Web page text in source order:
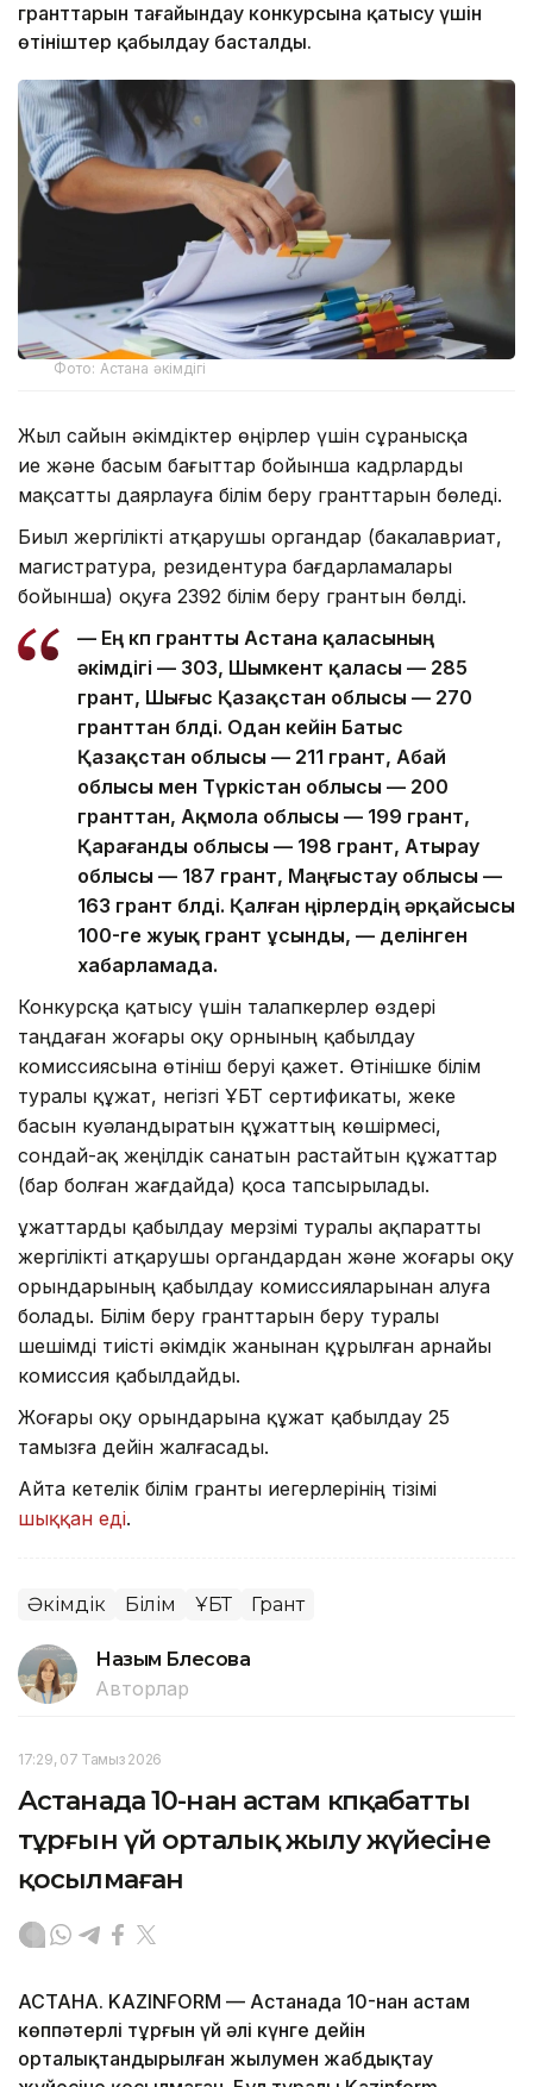
гранттарын тағайындау конкурсына қатысу үшін
өтініштер қабылдау басталды.
Фото: Астана әкімдігі
Жыл сайын әкімдіктер өңірлер үшін сұранысқа
ие және басым бағыттар бойынша кадрларды
мақсатты даярлауға білім беру гранттарын бөледі.
Биыл жергілікті атқарушы органдар (бакалавриат,
магистратура, резидентура бағдарламалары
бойынша) оқуға 2392 білім беру грантын бөлді.
— Ең көп грантты Астана қаласының
әкімдігі — 303, Шымкент қаласы — 285
грант, Шығыс Қазақстан облысы — 270
гранттан бөлді. Одан кейін Батыс
Қазақстан облысы — 211 грант, Абай
облысы мен Түркістан облысы — 200
гранттан, Ақмола облысы — 199 грант,
Қарағанды облысы — 198 грант, Атырау
облысы — 187 грант, Маңғыстау облысы —
163 грант бөлді. Қалған өңірлердің әрқайсысы
100-ге жуық грант ұсынды, — делінген
хабарламада.
Конкурсқа қатысу үшін талапкерлер өздері
таңдаған жоғары оқу орнының қабылдау
комиссиясына өтініш беруі қажет. Өтінішке білім
туралы құжат, негізгі ҰБТ сертификаты, жеке
басын куәландыратын құжаттың көшірмесі,
сондай-ақ жеңілдік санатын растайтын құжаттар
(бар болған жағдайда) қоса тапсырылады.
Құжаттарды қабылдау мерзімі туралы ақпаратты
жергілікті атқарушы органдардан және жоғары оқу
орындарының қабылдау комиссияларынан алуға
болады. Білім беру гранттарын беру туралы
шешімді тиісті әкімдік жанынан құрылған арнайы
комиссия қабылдайды.
Жоғары оқу орындарына құжат қабылдау 25
тамызға дейін жалғасады.
Айта кетелік білім гранты иегерлерінің тізімі
шыққан еді.
Әкімдік Білім ҰБТ Грант
Назым Бөлесова
Авторлар
17:29, 07 Тамыз 2026
Астанада 10-нан астам көпқабатты
тұрғын үй орталық жылу жүйесіне
қосылмаған
АСТАНА. KAZINFORM — Астанада 10-нан астам
көппәтерлі тұрғын үй әлі күнге дейін
орталықтандырылған жылумен жабдықтау